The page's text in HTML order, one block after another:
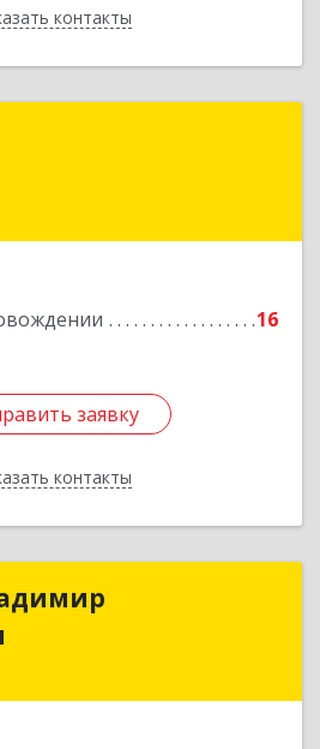
контакты
Назад
16
заявку
контакты
заявку
Назад
Владимир